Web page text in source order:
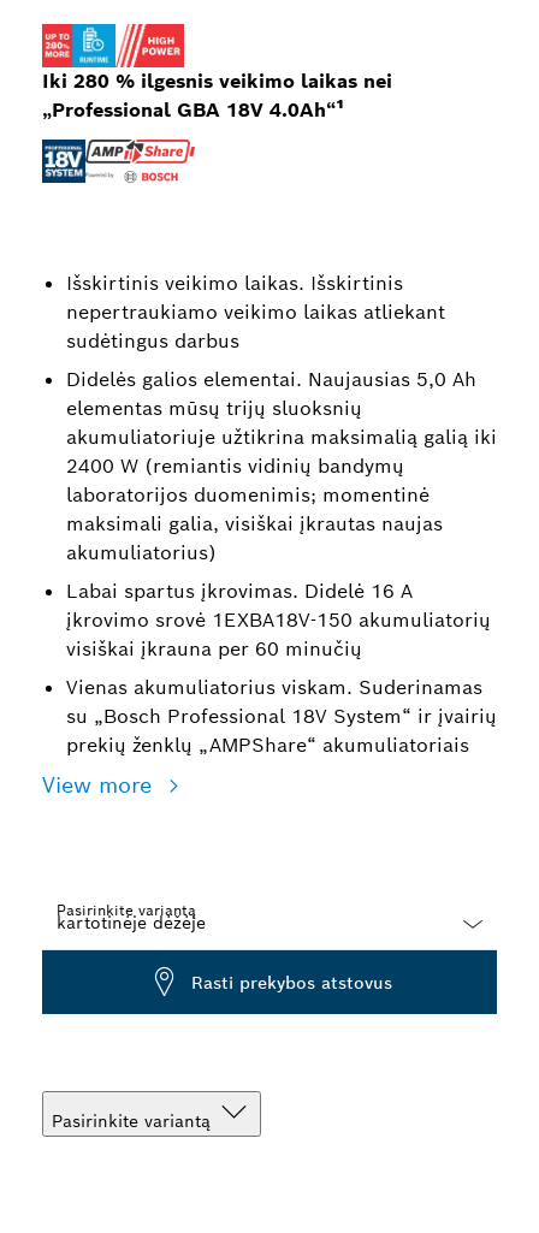
Iki 280 % ilgesnis veikimo laikas nei
„Professional GBA 18V 4.0Ah“¹
Išskirtinis veikimo laikas. Išskirtinis
nepertraukiamo veikimo laikas atliekant
sudėtingus darbus
Didelės galios elementai. Naujausias 5,0 Ah
elementas mūsų trijų sluoksnių
akumuliatoriuje užtikrina maksimalią galią iki
2400 W (remiantis vidinių bandymų
laboratorijos duomenimis; momentinė
maksimali galia, visiškai įkrautas naujas
akumuliatorius)
Labai spartus įkrovimas. Didelė 16 A
įkrovimo srovė 1EXBA18V-150 akumuliatorių
visiškai įkrauna per 60 minučių
Vienas akumuliatorius viskam. Suderinamas
su „Bosch Professional 18V System“ ir įvairių
prekių ženklų „AMPShare“ akumuliatoriais
View more
Pasirinkite variantą
Rasti prekybos atstovus
Pasirinkite variantą